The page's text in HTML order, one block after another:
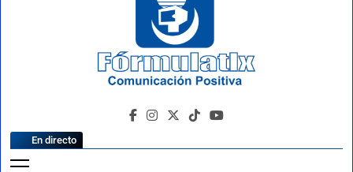
En directo
FormulaTlx
Comunicación Positiva